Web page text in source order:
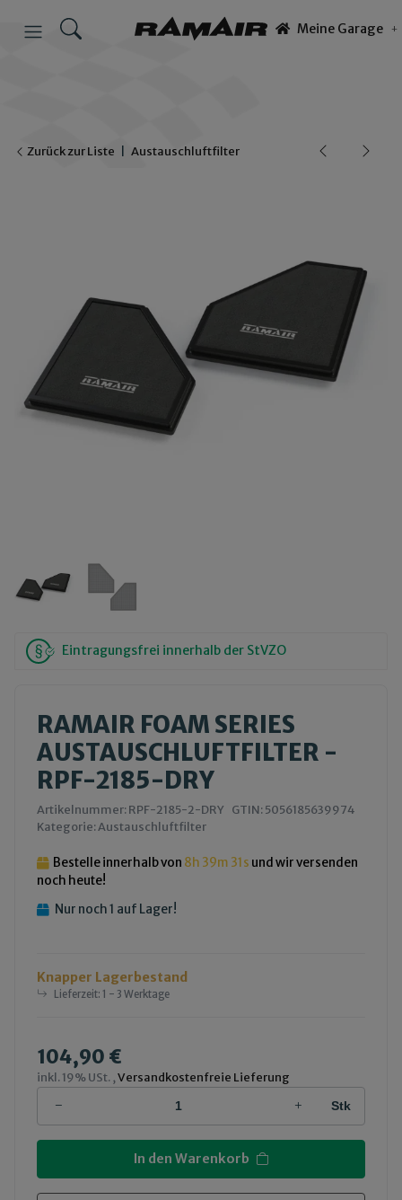
Meine Garage
Zurück zur Liste Austauschluftfilter
Eintragungsfrei innerhalb der StVZO
RAMAIR FOAM SERIES
AUSTAUSCHLUFTFILTER -
RPF-2185-DRY
Artikelnummer:RPF-2185-2-DRY GTIN:5056185639974
Kategorie:Austauschluftfilter
Bestelle innerhalb von 8h 39m 30sund wir versenden
noch heute!
Nur noch 1 auf Lager!
Knapper Lagerbestand
Lieferzeit: 1 - 3 Werktage
104,90 €
inkl. 19% USt. ,Versandkostenfreie Lieferung
Stk
In den Warenkorb